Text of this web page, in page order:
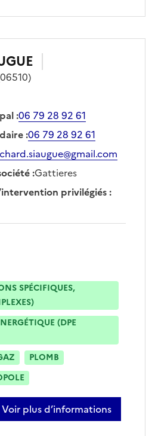
:06 79 28 92 61
:06 79 28 92 61
:Gattieres
privilégiés:
SPÉCIFIQUES,
(DPE
PLOMB
Voir plus d’informations
sur richard siaugue